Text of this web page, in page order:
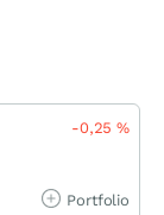
-0,25%
Portfolio